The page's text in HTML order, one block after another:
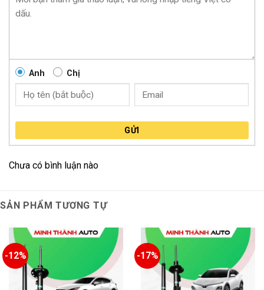
tại Minh Thành Auto cam kết:
không cần cắt chế, độ lại.
Lắp Đặt Bởi Chuyên Gia: Quy trình được thực hiện
đảm bảo lắp đặt đúng kỹ thuật, an toàn và hiệu quả,
không ảnh hưởng đến đăng kiểm.
Chương trình Ưu Đãi & Cam Kết Chính
Anh Chị
GỬI
Chưa có bình luận nào
SẢN PHẨM TƯƠNG TỰ
-12% -17%